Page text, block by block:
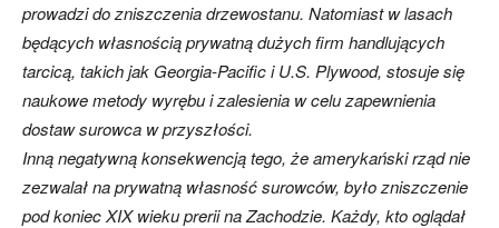
prowadzi do zniszczenia drzewostanu. Natomiast w lasach
będących własnością prywatną dużych firm handlujących
tarcicą, takich jak Georgia-Pacific i U.S. Plywood, stosuje się
naukowe metody wyrębu i zalesienia w celu zapewnienia
dostaw surowca w przyszłości.
Inną negatywną konsekwencją tego, że amerykański rząd nie
zezwalał na prywatną własność surowców, było zniszczenie
pod koniec XIX wieku prerii na Zachodzie. Każdy, kto oglądał